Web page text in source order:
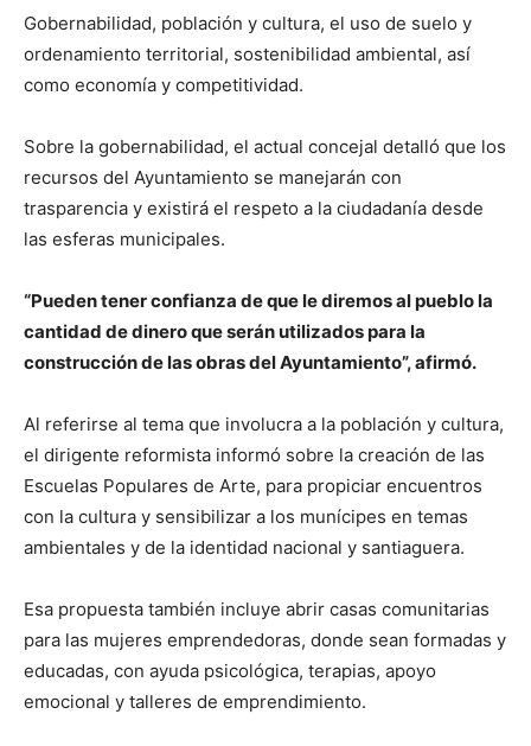
Gobernabilidad, población y cultura, el uso de suelo y
ordenamiento territorial, sostenibilidad ambiental, así
como economía y competitividad.
Sobre la gobernabilidad, el actual concejal detalló que los
recursos del Ayuntamiento se manejarán con
trasparencia y existirá el respeto a la ciudadanía desde
las esferas municipales.
“Pueden tener confianza de que le diremos al pueblo la
cantidad de dinero que serán utilizados para la
construcción de las obras del Ayuntamiento”, afirmó.
Al referirse al tema que involucra a la población y cultura,
el dirigente reformista informó sobre la creación de las
Escuelas Populares de Arte, para propiciar encuentros
con la cultura y sensibilizar a los munícipes en temas
ambientales y de la identidad nacional y santiaguera.
Esa propuesta también incluye abrir casas comunitarias
para las mujeres emprendedoras, donde sean formadas y
educadas, con ayuda psicológica, terapias, apoyo
emocional y talleres de emprendimiento.